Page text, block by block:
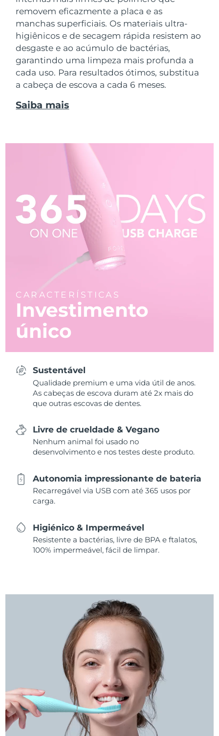
removem eficazmente a placa e as
manchas superficiais. Os materiais ultra-
higiênicos e de secagem rápida resistem ao
desgaste e ao acúmulo de bactérias,
garantindo uma limpeza mais profunda a
cada uso. Para resultados ótimos, substitua
a cabeça de escova a cada 6 meses.
Saiba mais
CARACTERÍSTICAS
Investimento
único
Sustentável
Qualidade premium e uma vida útil de anos.
As cabeças de escova duram até 2x mais do
que outras escovas de dentes.
Livre de crueldade & Vegano
Nenhum animal foi usado no
desenvolvimento e nos testes deste produto.
Autonomia impressionante de bateria
Recarregável via USB com até 365 usos por
carga.
Higiénico & Impermeável
Resistente a bactérias, livre de BPA e ftalatos,
100% impermeável, fácil de limpar.